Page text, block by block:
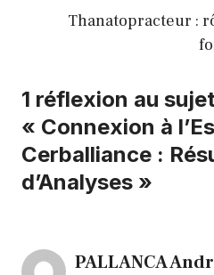
Thanatopracteur :
1 réflexion au
« Connexion à
Cerballiance :
d’Analyses »
PALLANCA